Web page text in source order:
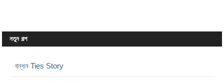
নতুন গল্প
বন্ধন Ties Story